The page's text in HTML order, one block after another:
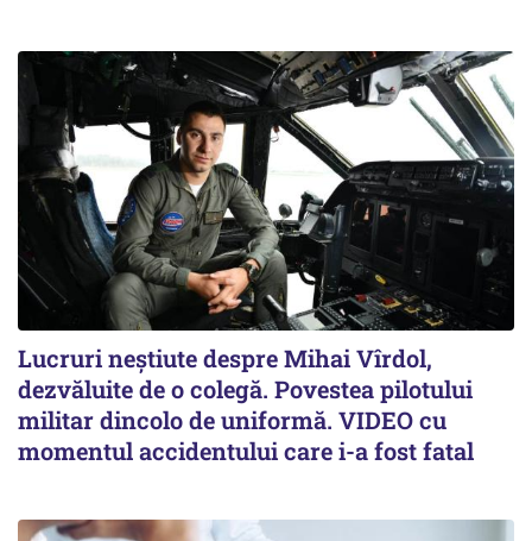
Lucruri neștiute despre Mihai Vîrdol,
dezvăluite de o colegă. Povestea pilotului
militar dincolo de uniformă. VIDEO cu
momentul accidentului care i-a fost fatal